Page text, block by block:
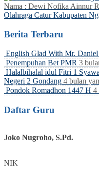
Nama : Dewi Nofika Ainnur
Olahraga Catur Kabupaten
Berita Terbaru
English Glad With Mr. Daniel
Penempuhan Bet PMR 3
Halalbihalal idul Fitri 1
Negeri 2 Gondang 4 bulan
Pondok Romadhon 1447 H 4
Daftar Guru
Joko Nugroho, S.Pd.
NIK